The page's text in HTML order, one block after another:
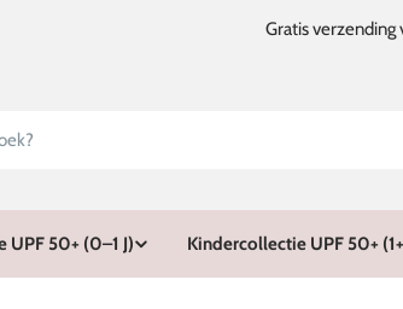
Gratis
UPF 50+ (0–1 J) Kindercollectie UPF 50+ (1+